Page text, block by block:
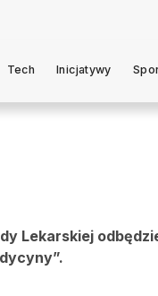
Tech Inicjatywy
Lekarskiej